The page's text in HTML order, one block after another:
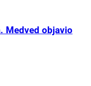
Medved objavio